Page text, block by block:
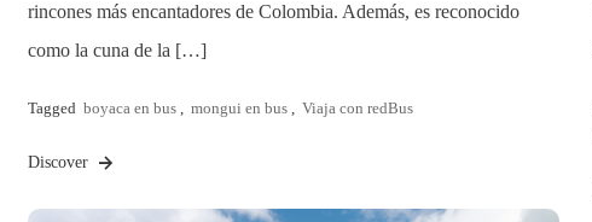
rincones más encantadores de Colombia. Además, es reconocido
como la cuna de la […]
Tagged boyaca en bus , mongui en bus , Viaja con redBus
Discover